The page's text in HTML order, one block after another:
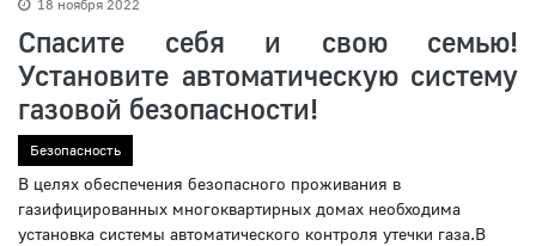
18 ноября 2022
Спасите себя и свою семью!
Установите автоматическую систему
газовой безопасности!
Безопасность
В целях обеспечения безопасного проживания в
газифицированных многоквартирных домах необходима
установка системы автоматического контроля утечки газа.В